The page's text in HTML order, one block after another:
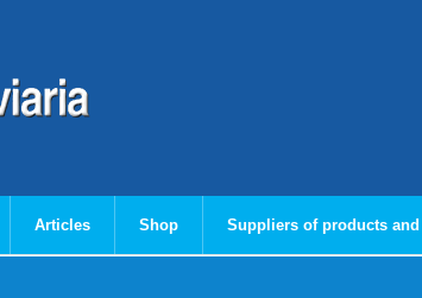
Articles Shop Suppliers of products